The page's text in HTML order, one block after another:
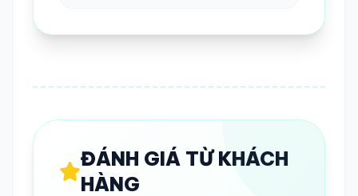
ĐÁNH GIÁ TỪ KHÁCH
HÀNG